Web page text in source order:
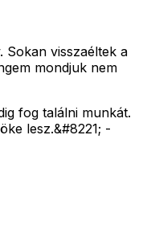
Sokan visszaéltek a
mondjuk nem
fog találni munkát.
lesz.&#8221; -